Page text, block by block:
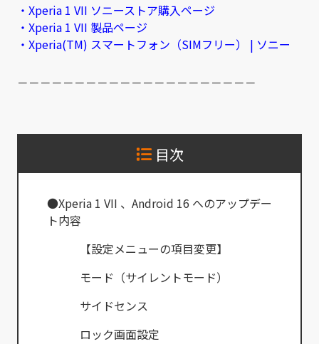
・Xperia 1 VII ソニーストア購入ページ
・Xperia 1 VII 製品ページ
・Xperia(TM) スマートフォン（SIMフリー） | ソニー
－－－－－－－－－－－－－－－－－－－－－
目次
●Xperia 1 VII 、Android 16 へのアップデー
ト内容
【設定メニューの項目変更】
モード（サイレントモード）
サイドセンス
ロック画面設定